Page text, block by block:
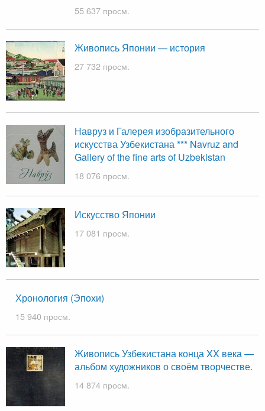
55 637 просм.
Живопись Японии — история
27 732 просм.
Навруз и Галерея изобразительного
искусства Узбекистана *** Navruz and
Gallery of the fine arts of Uzbekistan
18 076 просм.
Искусство Японии
17 081 просм.
Хронология (Эпохи)
15 940 просм.
Живопись Узбекистана конца XX века —
альбом художников о своём творчестве.
14 874 просм.